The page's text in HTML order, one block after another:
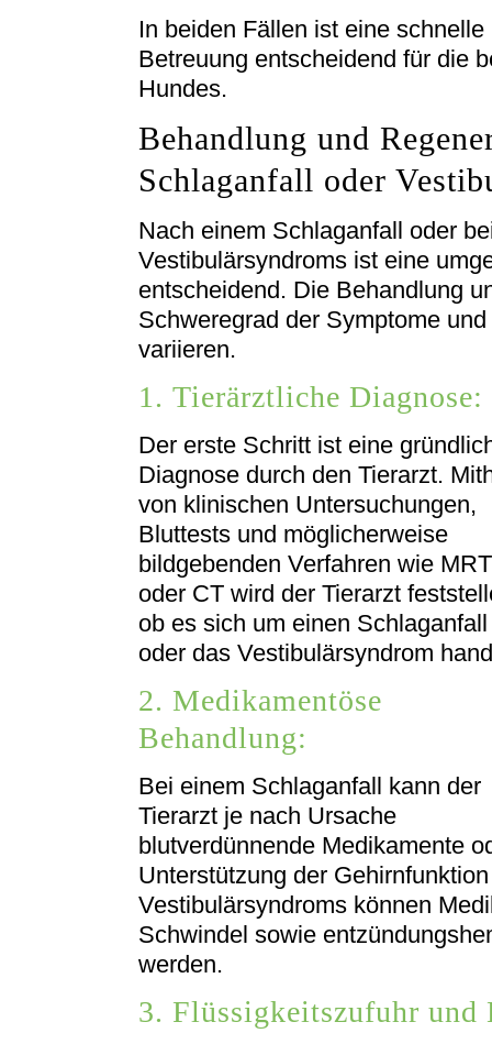
In beiden Fällen ist eine
Betreuung entscheidend für die
Hundes.
Behandlung und
Schlaganfall oder
Nach einem Schlaganfall oder
Vestibulärsyndroms ist eine
entscheidend. Die Behandlung
Schweregrad der Symptome
variieren.
1. Tierärztliche Diagnose:
Der erste Schritt ist eine
Diagnose durch den Tierarzt.
von klinischen Untersuchungen,
Bluttests und möglicherweise
bildgebenden Verfahren wie MRT
oder CT wird der Tierarzt
ob es sich um einen Schlaganfall
oder das Vestibulärsyndrom
2. Medikamentöse
Behandlung:
Bei einem Schlaganfall kann der
Tierarzt je nach Ursache
blutverdünnende Medikamente
Unterstützung der
Vestibulärsyndroms können
Schwindel sowie
werden.
3. Flüssigkeitszufuhr und